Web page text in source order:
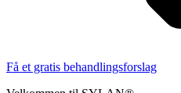
Få et gratis behandlingsforslag